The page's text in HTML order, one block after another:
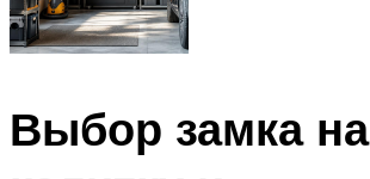
Выбор замка на